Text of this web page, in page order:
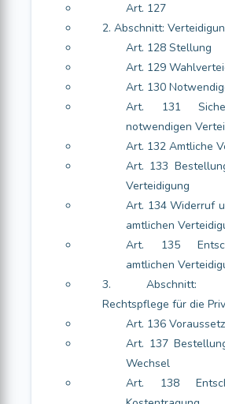
Art. 127
2. Abschnitt:
Art. 128 Stellung
Art. 129
Art. 130
Art. 131
notwendigen
Art. 132 Amtliche
Art. 133
Verteidigung
Art. 134 Widerruf
amtlichen
Art. 135
amtlichen
3. Abschnitt:
Rechtspflege für die
Art. 136
Art. 137
Wechsel
Art. 138